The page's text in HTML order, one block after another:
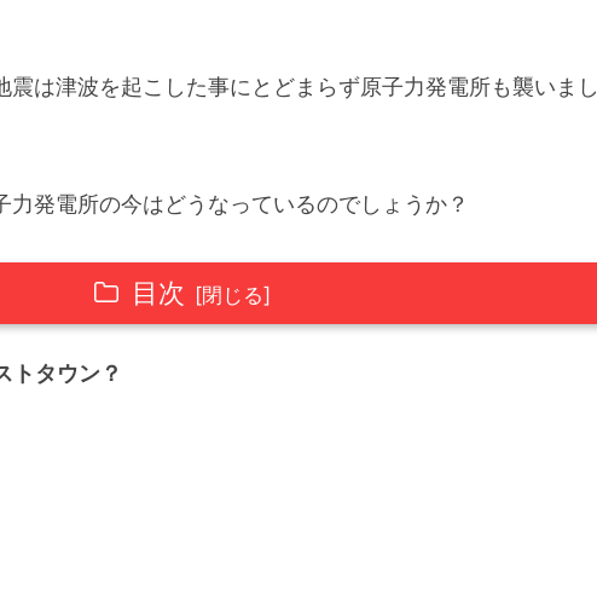
震は津波を起こした事にとどまらず原子力発電所も襲いまし
発電所の今はどうなっているのでしょうか？
目次
トタウン？